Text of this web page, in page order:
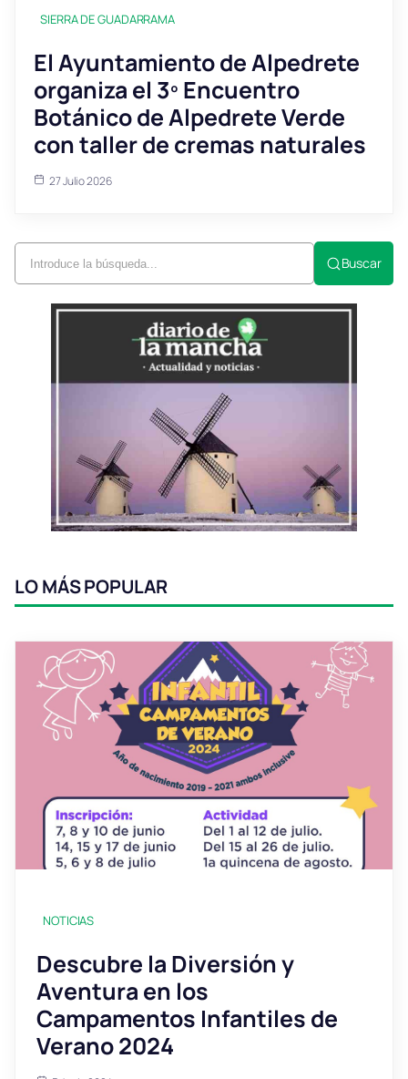
SIERRA DE GUADARRAMA
El Ayuntamiento de Alpedrete
organiza el 3º Encuentro
Botánico de Alpedrete Verde
con taller de cremas naturales
27 Julio 2026
Buscar
LO MÁS POPULAR
NOTICIAS
Descubre la Diversión y
Aventura en los
Campamentos Infantiles de
Verano 2024